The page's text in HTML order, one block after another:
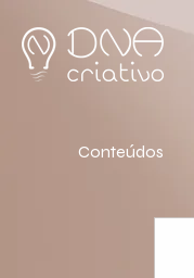
Conteúdos